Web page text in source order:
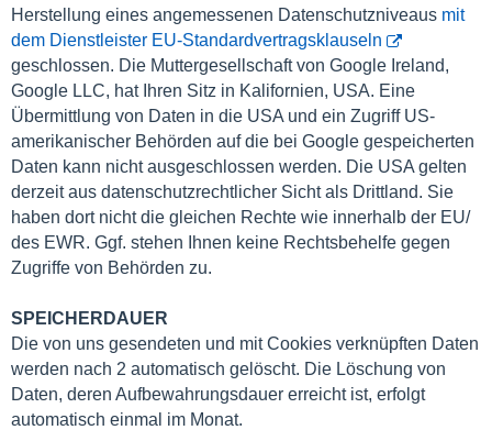
Herstellung eines angemessenen Datenschutzniveaus mit
dem Dienstleister EU-Standardvertragsklauseln
geschlossen. Die Muttergesellschaft von Google Ireland,
Google LLC, hat Ihren Sitz in Kalifornien, USA. Eine
Übermittlung von Daten in die USA und ein Zugriff US-
amerikanischer Behörden auf die bei Google gespeicherten
Daten kann nicht ausgeschlossen werden. Die USA gelten
derzeit aus datenschutzrechtlicher Sicht als Drittland. Sie
haben dort nicht die gleichen Rechte wie innerhalb der EU/
des EWR. Ggf. stehen Ihnen keine Rechtsbehelfe gegen
Zugriffe von Behörden zu.
SPEICHERDAUER
Die von uns gesendeten und mit Cookies verknüpften Daten
werden nach 2 automatisch gelöscht. Die Löschung von
Daten, deren Aufbewahrungsdauer erreicht ist, erfolgt
automatisch einmal im Monat.